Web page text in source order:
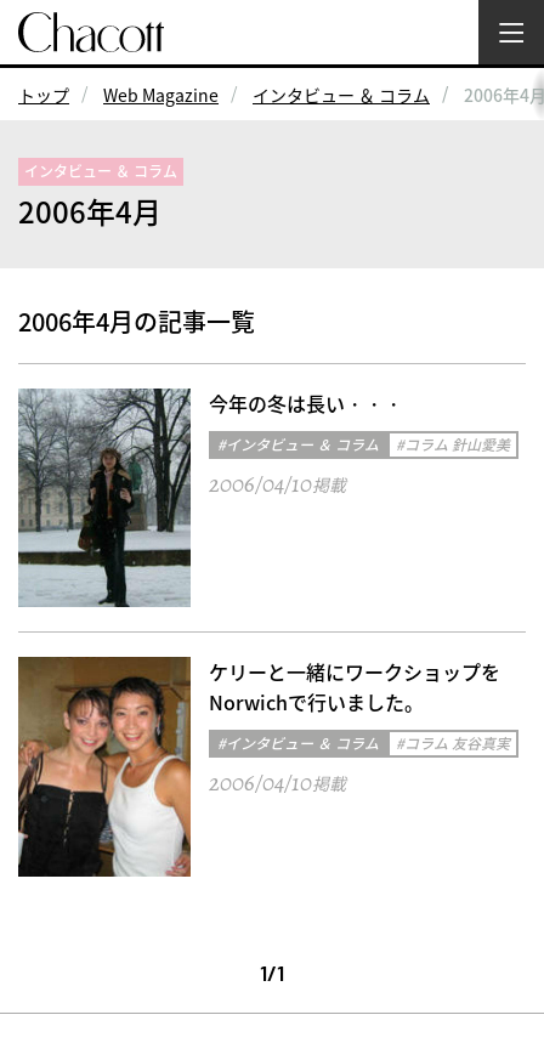
トップ Web Magazine インタビュー ＆ コラム 2006年4
インタビュー ＆ コラム
2006年4月
2006年4月の記事一覧
今年の冬は長い・・・
#インタビュー ＆ コラム #コラム 針山愛美
2006/04/10掲載
ケリーと一緒にワークショップを
Norwichで行いました。
#インタビュー ＆ コラム #コラム 友谷真実
2006/04/10掲載
1/1